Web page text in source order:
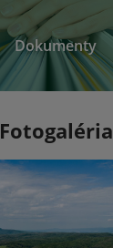
Dokumenty
Fotogaléria